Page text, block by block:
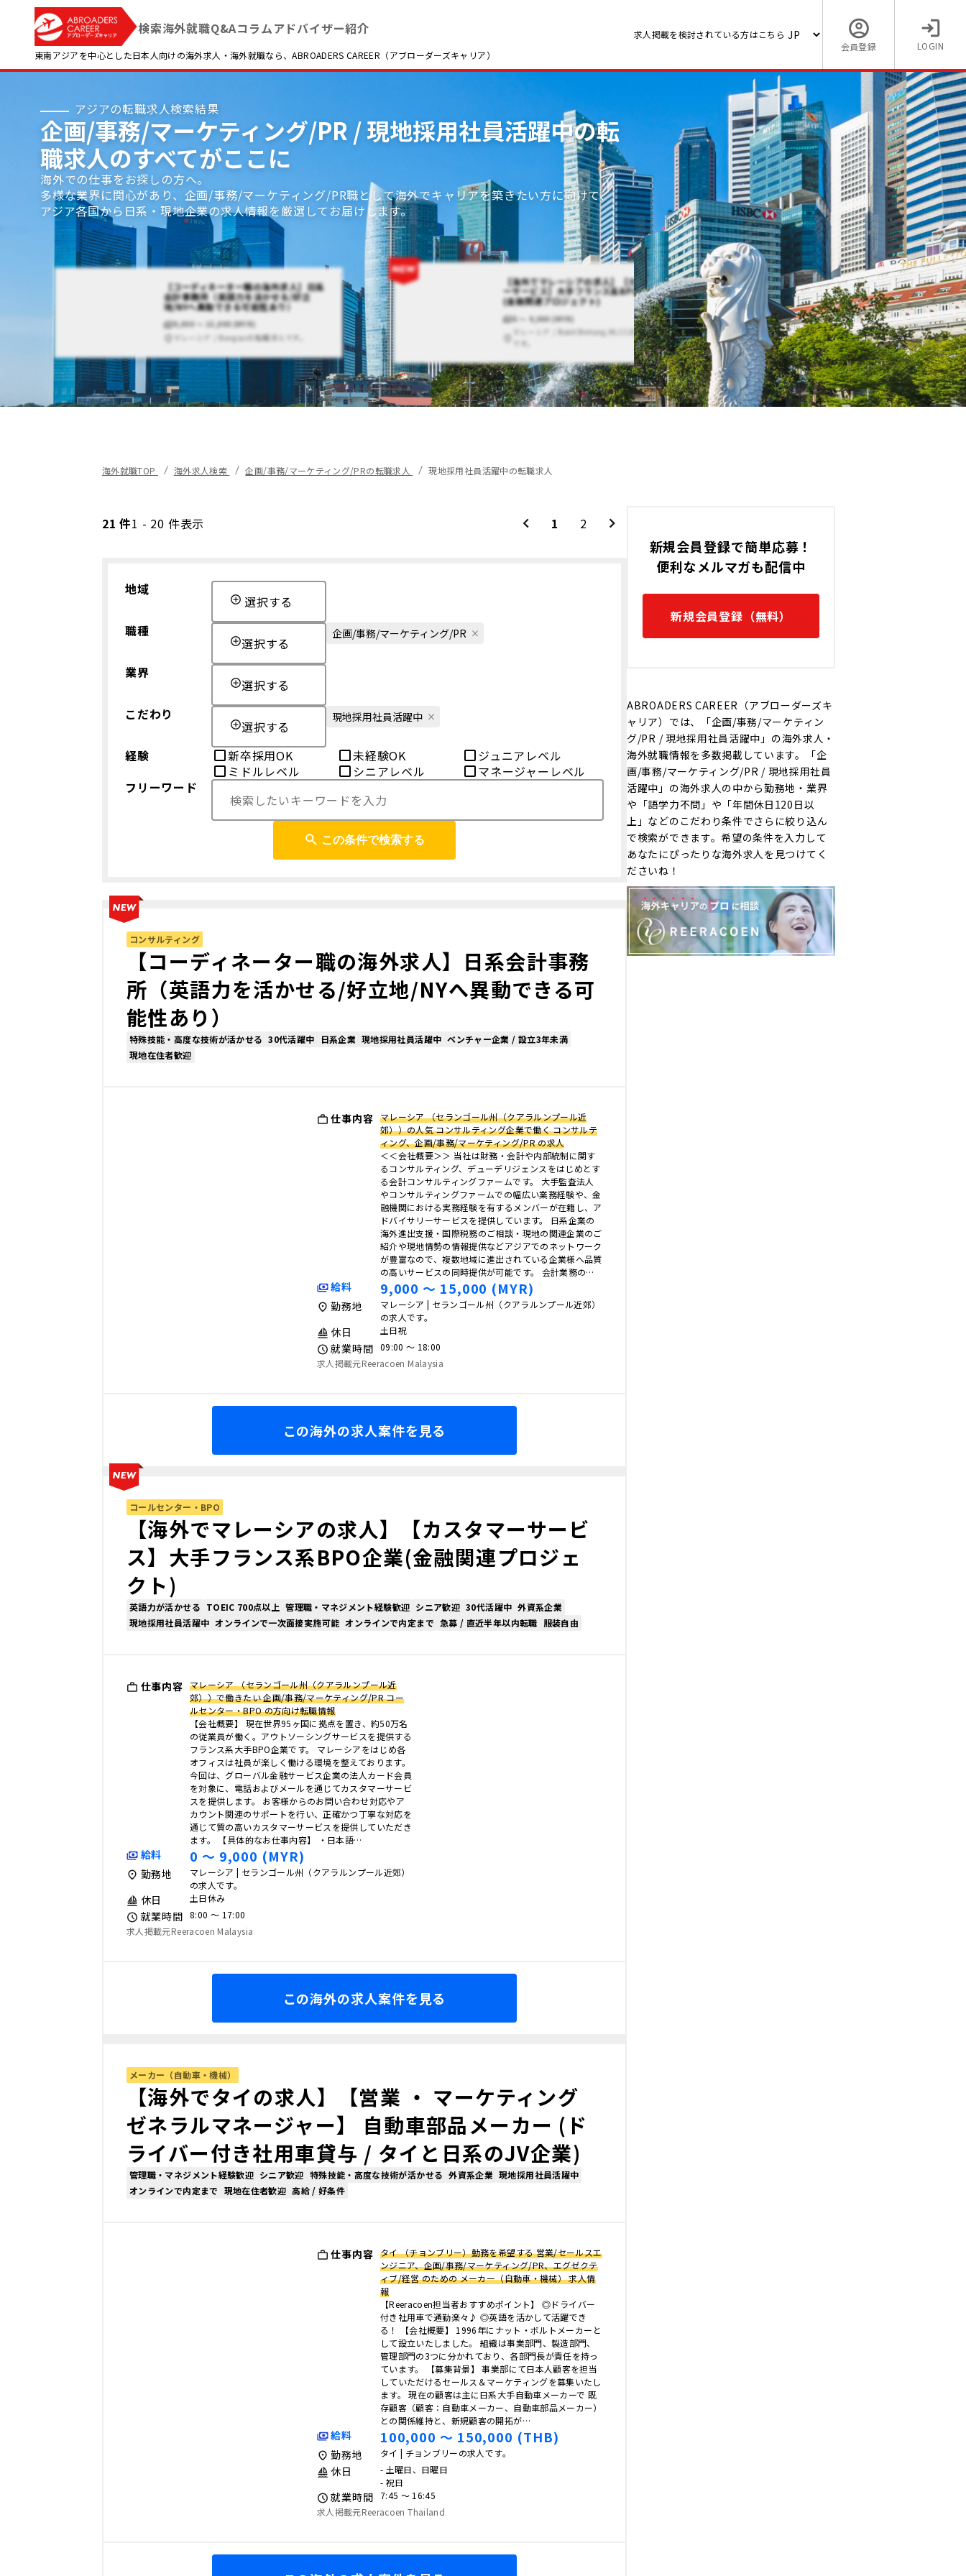
検索海外就職Q&Aコラムアドバイザー紹介
東南アジアを中心とした日本人向けの海外求人・海外就職なら、ABROADERS CAREER（アブローダーズキャリア）
求人掲載を検討されている方はこちら
会員登録
LOGIN
アジアの転職求人検索結果
企画/事務/マーケティング/PR / 現地採用社員活躍中の転
職求人のすべてがここに
海外での仕事をお探しの方へ。
多様な業界に関心があり、企画/事務/マーケティング/PR職として海外でキャリアを築きたい方に向けて、
アジア各国から日系・現地企業の求人情報を厳選してお届けします。
【コーディネーター職の海外求人】日系
会計事務所（英語力を活かせる/好立
地/NYへ異動できる可能性あり）
9,000 〜 15,000 (MYR)
マレーシア / Bangsarの転職求人です。
【海外でマレーシアの求人】【カスタマ
ーサービス】大手フランス系BPO企業
(金融関連プロジェクト)
0 〜 9,000 (MYR)
マレーシア / Bukit Bintang/KLCCの転職求人
です。
【海外でタイの求人】【営業
ィング ゼネラルマネージャー
品メーカー (ドライバー付き社
与...
100,000 〜 150,000 (THB)
タイ / Amata City Chonburi
の転職求人です。
海外就職TOP 海外求人検索 企画/事務/マーケティング/PRの転職求人 現地採用社員活躍中の転職求人
新規会員登録で簡単応募！
便利なメルマガも配信中
新規会員登録（無料）
ABROADERS CAREER（アブローダーズキ
ャリア）では、「企画/事務/マーケティン
グ/PR / 現地採用社員活躍中」の海外求人・
海外就職情報を多数掲載しています。「企
画/事務/マーケティング/PR / 現地採用社員
活躍中」の海外求人の中から勤務地・業界
や「語学力不問」や「年間休日120日以
上」などのこだわり条件でさらに絞り込ん
で検索ができます。希望の条件を入力して
あなたにぴったりな海外求人を見つけてく
ださいね！
21 件1 - 20 件表示 1 2
地域
選択する
職種
選択する
企画/事務/マーケティング/PR
業界
選択する
こだわり
選択する
現地採用社員活躍中
経験 新卒採用OK 未経験OK
ジュニアレベル
ミドルレベル
シニアレベル
マネージャーレベル
フリーワード
この条件で検索する
コンサルティング
【コーディネーター職の海外求人】日系会計事務
所（英語力を活かせる/好立地/NYへ異動できる可
能性あり）
特殊技能・高度な技術が活かせる 30代活躍中 日系企業 現地採用社員活躍中 ベンチャー企業 / 設立3年未満
現地在住者歓迎
仕事内容 マレーシア （セランゴール州（クアラルンプール近
郊））の人気 コンサルティング企業で働く コンサルテ
ィング、企画/事務/マーケティング/PR の求人
＜＜会社概要＞＞ 当社は財務・会計や内部統制に関す
るコンサルティング、デューデリジェンスをはじめとす
る会計コンサルティングファームです。 大手監査法人
やコンサルティングファームでの幅広い業務経験や、金
融機関における実務経験を有するメンバーが在籍し、ア
ドバイサリーサービスを提供しています。 日系企業の
海外進出支援・国際税務のご相談・現地の関連企業のご
紹介や現地情勢の情報提供などアジアでのネットワーク
が豊富なので、複数地域に進出されている企業様へ品質
の高いサービスの同時提供が可能です。 会計業務の…
給料 9,000 〜 15,000 (MYR)
勤務地
マレーシア | セランゴール州（クアラルンプール近郊）
の求人です。
休日 土日祝
就業時間 09:00 〜 18:00
求人掲載元Reeracoen Malaysia
この海外の求人案件を見る
コールセンター・BPO
【海外でマレーシアの求人】【カスタマーサービ
ス】大手フランス系BPO企業(金融関連プロジェ
クト)
英語力が活かせる TOEIC 700点以上 管理職・マネジメント経験歓迎 シニア歓迎 30代活躍中 外資系企業
現地採用社員活躍中 オンラインで一次面接実施可能 オンラインで内定まで 急募 / 直近半年以内転職 服装自由
仕事内容 マレーシア （セランゴール州（クアラルンプール近
郊））で働きたい 企画/事務/マーケティング/PR コー
ルセンター・BPO の方向け転職情報
【会社概要】 現在世界95ヶ国に拠点を置き、約50万名
の従業員が働く。アウトソーシングサービスを提供する
フランス系大手BPO企業です。 マレーシアをはじめ各
オフィスは社員が楽しく働ける環境を整えております。
今回は、グローバル金融サービス企業の法人カード会員
を対象に、電話およびメールを通じてカスタマーサービ
スを提供します。 お客様からのお問い合わせ対応やア
カウント関連のサポートを行い、正確かつ丁寧な対応を
通じて質の高いカスタマーサービスを提供していただき
ます。 【具体的なお仕事内容】 ・日本語…
給料 0 〜 9,000 (MYR)
勤務地
マレーシア | セランゴール州（クアラルンプール近郊）
の求人です。
休日 土日休み
就業時間
8:00 〜 17:00
求人掲載元Reeracoen Malaysia
この海外の求人案件を見る
メーカー（自動車・機械）
【海外でタイの求人】【営業 ・ マーケティング
ゼネラルマネージャー】 自動車部品メーカー (ド
ライバー付き社用車貸与 / タイと日系のJV企業)
管理職・マネジメント経験歓迎 シニア歓迎 特殊技能・高度な技術が活かせる 外資系企業 現地採用社員活躍中
オンラインで内定まで 現地在住者歓迎 高給 / 好条件
仕事内容 タイ （チョンブリー）勤務を希望する 営業/セールスエ
ンジニア、企画/事務/マーケティング/PR、エグゼクテ
ィブ/経営 のための メーカー（自動車・機械） 求人情
報
【Reeracoen担当者おすすめポイント】 ◎ドライバー
付き社用車で通勤楽々♪ ◎英語を活かして活躍でき
る！ 【会社概要】 1996年にナット・ボルトメーカーと
して設立いたしました。 組織は事業部門、製造部門、
管理部門の3つに分かれており、各部門長が責任を持っ
ています。 【募集背景】 事業部にて日本人顧客を担当
していただけるセールス＆マーケティングを募集いたし
ます。 現在の顧客は主に日系大手自動車メーカーで 既
存顧客（顧客：自動車メーカー、自動車部品メーカー）
との関係維持と、新規顧客の開拓が…
給料 100,000 〜 150,000 (THB)
勤務地 タイ | チョンブリーの求人です。
休日
- 土曜日、日曜日
- 祝日
就業時間
7:45 〜 16:45
求人掲載元Reeracoen Thailand